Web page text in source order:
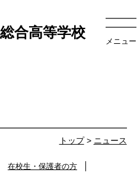
合高等学校
メニュー
トップ> ニュース
在校生・保護者の方